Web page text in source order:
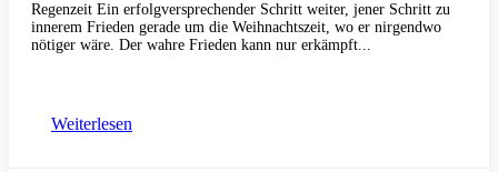
Regenzeit Ein erfolgversprechender Schritt weiter, jener Schritt zu
innerem Frieden gerade um die Weihnachtszeit, wo er nirgendwo
nötiger wäre. Der wahre Frieden kann nur erkämpft...
Weiterlesen